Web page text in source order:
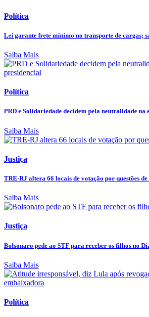
Política
Lei garante frete mínimo no transporte de cargas;
Saiba Mais
Política
PRD e Solidariedade decidem pela neutralidade na
Saiba Mais
Justiça
TRE-RJ altera 66 locais de votação por questões de
Saiba Mais
Justiça
Bolsonaro pede ao STF para receber os filhos no
Saiba Mais
Política